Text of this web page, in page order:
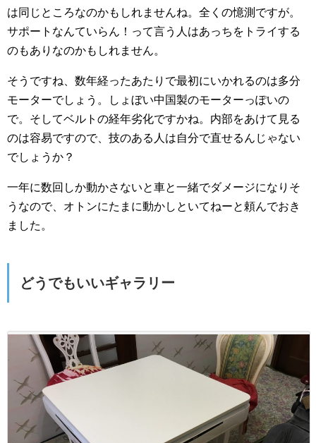
は同じところなのかもしれませんね。全くの憶測ですが。
サポートなんていらん！って言う人はあっちをトライする
のもありなのかもしれません。
そうですね、数年経ったあたりで最初にいかれるのは多分
モーターでしょう。しょぼい中国製のモーターっぽいの
で。そしてベルトの経年劣化ですかね。内部をあけて見る
のは容易ですので、技のある人は自分で直せるんじゃない
でしょうか？
一年に数回しか動かさないと車と一緒でダメージになりそ
うなので、オトンにたまに動かしといてねーと頼んでおき
ました。
どうでもいいギャラリー